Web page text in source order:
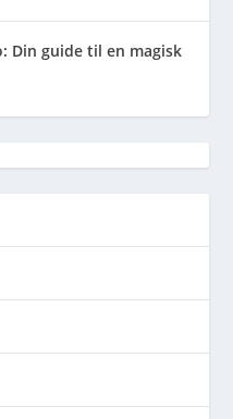
Din guide til en magisk